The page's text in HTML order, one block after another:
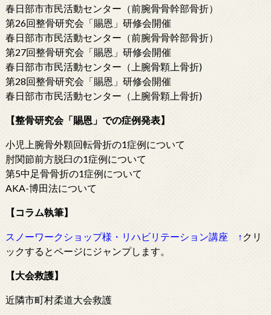
春日部市市民活動センター（前腕骨骨幹部骨折）
第26回整骨研究会「賜恩」研修会開催
春日部市市民活動センター（前腕骨骨幹部骨折）
第27回整骨研究会「賜恩」研修会開催
春日部市市民活動センター（上腕骨顆上骨折)
第28回整骨研究会「賜恩」研修会開催
春日部市市民活動センター（上腕骨顆上骨折)
【整骨研究会「賜恩」での症例発表】
小児上腕骨外顆回転骨折の1症例について
肘関節前方脱臼の1症例について
第5中足骨骨折の1症例について
AKA-博田法について
【コラム執筆】
スノーワークショップ様・リハビリテーション講座 ↑ クリ
ックするとページにジャンプします。
【大会救護】
近隣市町村柔道大会救護